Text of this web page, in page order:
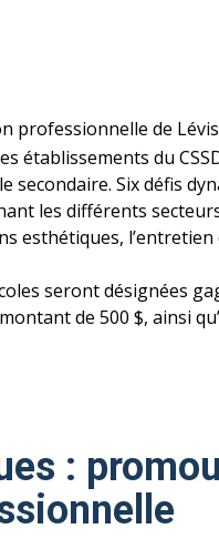
professionnelle de
établissements du
secondaire. Six défis
les différents
esthétiques,
seront désignées
de 500 $, ainsi
: p